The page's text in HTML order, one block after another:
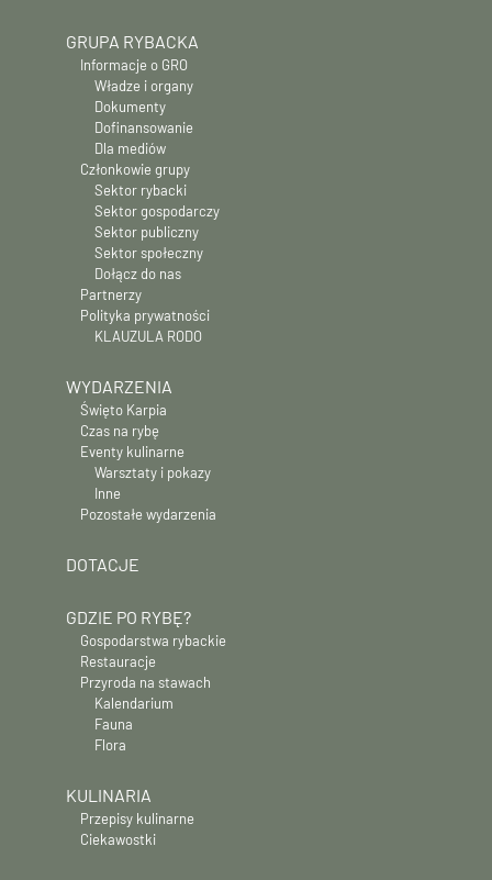
GRUPA RYBACKA
Informacje o GRO
Władze i organy
Dokumenty
Dofinansowanie
Dla mediów
Członkowie grupy
Sektor rybacki
Sektor gospodarczy
Sektor publiczny
Sektor społeczny
Dołącz do nas
Partnerzy
Polityka prywatności
KLAUZULA RODO
WYDARZENIA
Święto Karpia
Czas na rybę
Eventy kulinarne
Warsztaty i pokazy
Inne
Pozostałe wydarzenia
DOTACJE
GDZIE PO RYBĘ?
Gospodarstwa rybackie
Restauracje
Przyroda na stawach
Kalendarium
Fauna
Flora
KULINARIA
Przepisy kulinarne
Ciekawostki